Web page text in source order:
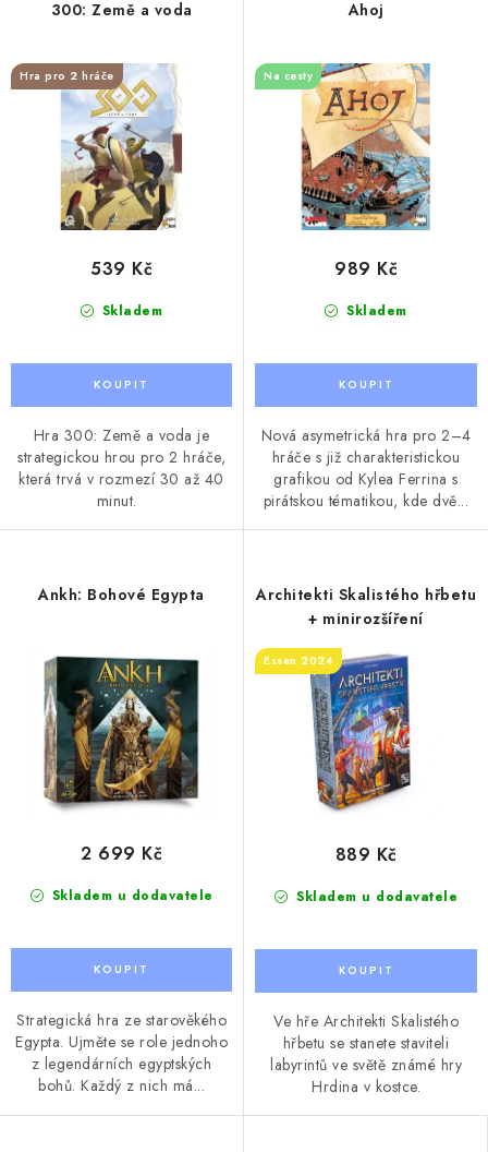
d
u
o
d
300: Země a voda
Hra pro 2 hráče
Skladem
539 Kč
Hra 300: Země a voda je
strategickou hrou pro 2 hráče,
která trvá v rozmezí 30 až 40
minut.
Ahoj
Na cesty
Skladem
989 Kč
Nová asymetrická hra pro 2–4
hráče s již charakteristickou
grafikou od Kylea Ferrina s
pirátskou tématikou, kde dvě...
Ankh: Bohové Egypta
Skladem u dodavatele
2 699 Kč
Strategická hra ze starověkého
Egypta. Ujměte se role jednoho
z legendárních egyptských
bohů. Každý z nich má...
Architekti Skalistého hřbetu
+ minirozšíření
Essen 2024
Skladem u dodavatele
889 Kč
Ve hře Architekti Skalistého
hřbetu se stanete staviteli
labyrintů ve světě známé hry
Hrdina v kostce.